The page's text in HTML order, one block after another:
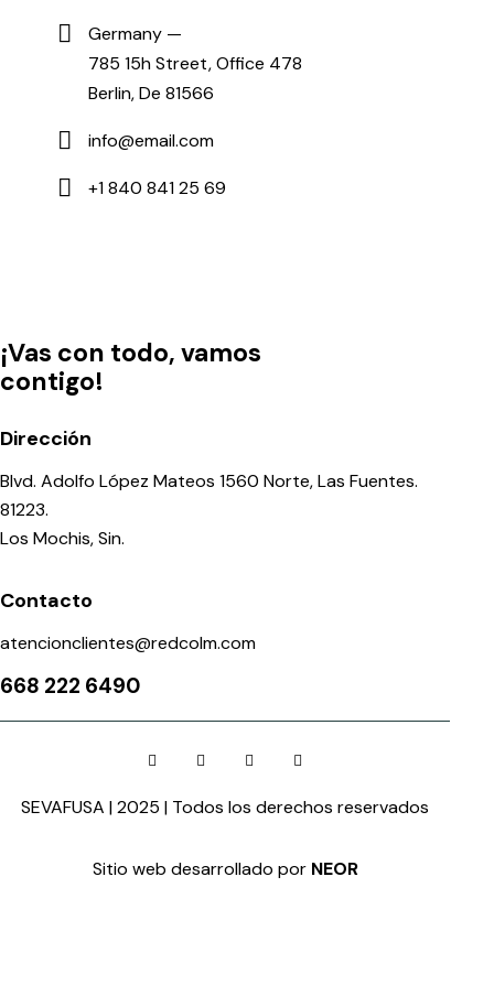
Germany —
785 15h Street, Office 478
Berlin, De 81566
info@email.com
+1 840 841 25 69
¡Vas con todo, vamos
contigo!
Dirección
Blvd. Adolfo López Mateos 1560 Norte, Las Fuentes.
81223.
Los Mochis, Sin.
Contacto
atencionclientes@redcolm.com
668 222 6490
SEVAFUSA | 2025 | Todos los derechos reservados
Sitio web desarrollado por NEOR